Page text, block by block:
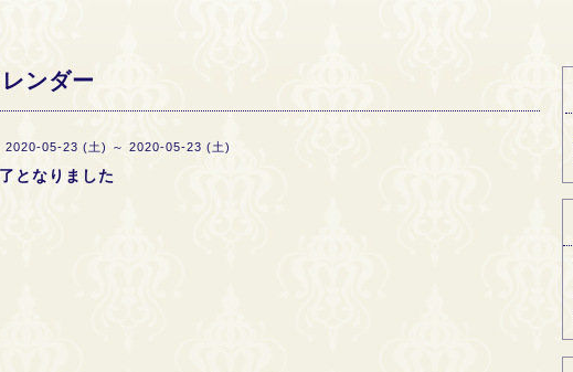
ンダー
2020-05-23 (土) ～ 2020-05-23 (土)
となりました